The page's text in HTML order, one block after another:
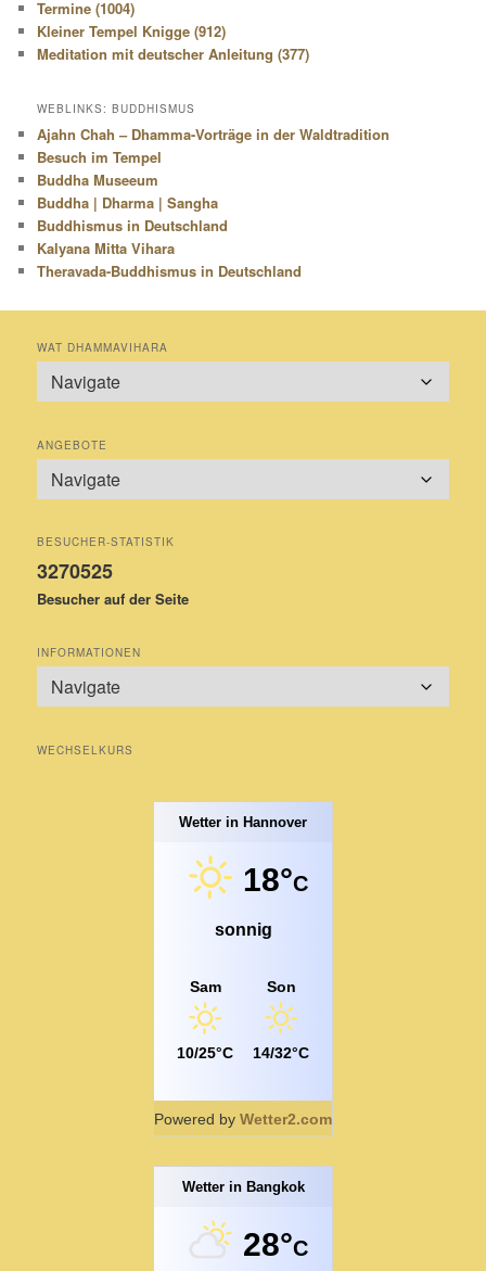
Termine (1004)
Kleiner Tempel Knigge (912)
Meditation mit deutscher Anleitung (377)
WEBLINKS: BUDDHISMUS
Ajahn Chah – Dhamma-Vorträge in der Waldtradition
Besuch im Tempel
Buddha Museeum
Buddha | Dharma | Sangha
Buddhismus in Deutschland
Kalyana Mitta Vihara
Theravada-Buddhismus in Deutschland
WAT DHAMMAVIHARA
ANGEBOTE
BESUCHER-STATISTIK
3270525
Besucher auf der Seite
INFORMATIONEN
WECHSELKURS
Wetter in Hannover
18°C
sonnig
Sam
10/25°C
Son
14/32°C
Powered by Wetter2.com
Wetter in Bangkok
28°C